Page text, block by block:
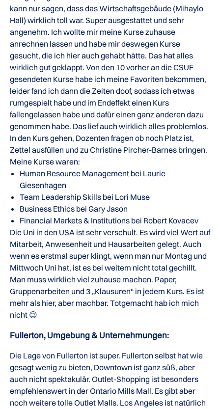
kann nur sagen, dass das Wirtschaftsgebäude (Mihaylo
Hall) wirklich toll war. Super ausgestattet und sehr
angenehm. Ich wollte mir meine Kurse zuhause
anrechnen lassen und habe mir deswegen Kurse
gesucht, die ich hier auch gehabt hätte. Das hat alles
wirklich gut geklappt. Von den 10 vorher an die CSUF
gesendeten Kurse habe ich meine Favoriten bekommen,
leider fand ich dann die Zeiten doof, sodass ich etwas
rumgespielt habe und im Endeffekt einen Kurs
fallengelassen habe und dafür einen ganz anderen dazu
genommen habe. Das lief auch wirklich alles problemlos.
In den Kurs gehen, Dozenten fragen ob noch Platz ist,
Zettel ausfüllen und zu Christine Pircher-Barnes bringen.
Meine Kurse waren:
Human Resource Management bei Laurie
Giesenhagen
Team Leadership Skills bei Lori Muse
Business Ethics bei Gary Jason
Financial Markets & Institutions bei Robert Kovacev
Die Uni in den USA ist sehr verschult. Es wird viel Wert auf
Mitarbeit, Anwesenheit und Hausarbeiten gelegt. Auch
wenn es erstmal super klingt, wenn man nur Montag und
Mittwoch Uni hat, ist es bei weitem nicht total gechillt.
Man muss wirklich viel zuhause machen. Paper,
Gruppenarbeiten und 3 „Klausuren“ in jedem Kurs. Es ist
mehr als hier, aber machbar. Totgemacht hab ich mich
nicht 😉
Fullerton, Umgebung & Unternehmungen:
Die Lage von Fullerton ist super. Fullerton selbst hat wie
gesagt wenig zu bieten, Downtown ist ganz süß, aber
auch nicht spektakulär. Outlet-Shopping ist besonders
empfehlenswert in der Ontario Mills Mall. Es gibt aber
noch weitere tolle Outlet Malls. Los Angeles ist natürlich